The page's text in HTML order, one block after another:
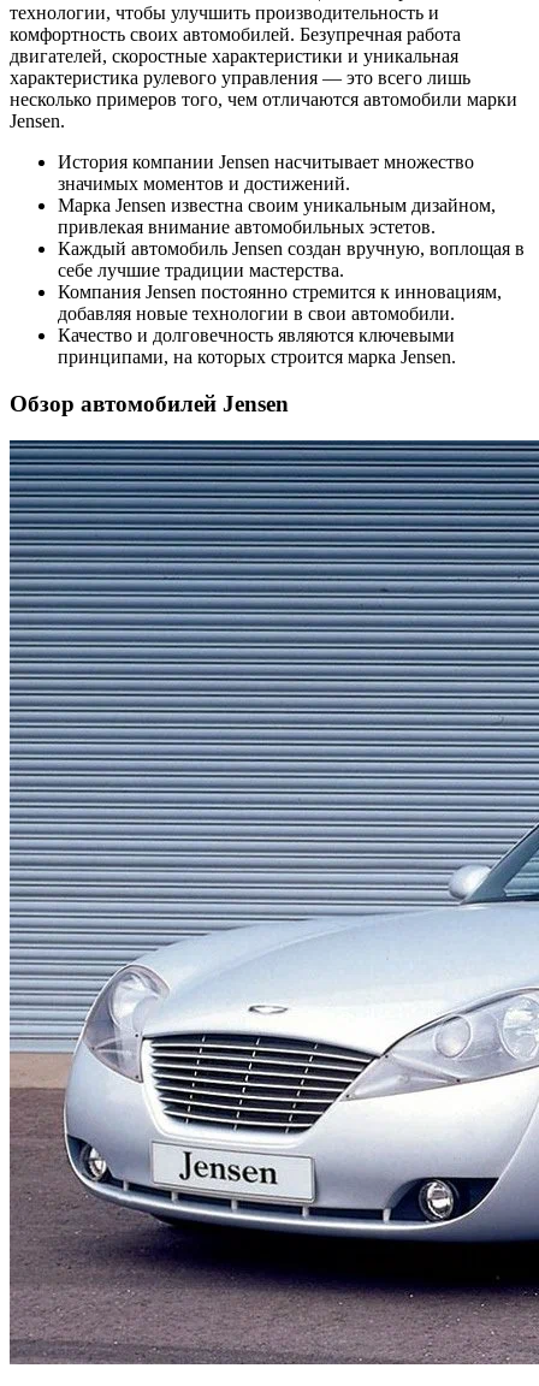
технологии, чтобы улучшить производительность и
комфортность своих автомобилей. Безупречная работа
двигателей, скоростные характеристики и уникальная
характеристика рулевого управления — это всего лишь
несколько примеров того, чем отличаются автомобили марки
Jensen.
История компании Jensen насчитывает множество
значимых моментов и достижений.
Марка Jensen известна своим уникальным дизайном,
привлекая внимание автомобильных эстетов.
Каждый автомобиль Jensen создан вручную, воплощая в
себе лучшие традиции мастерства.
Компания Jensen постоянно стремится к инновациям,
добавляя новые технологии в свои автомобили.
Качество и долговечность являются ключевыми
принципами, на которых строится марка Jensen.
Обзор автомобилей Jensen